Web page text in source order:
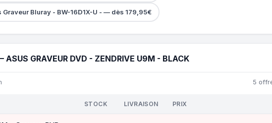
Graveur Bluray - BW-16D1X-U - — dès 179,95€
ASUS GRAVEUR DVD - ZENDRIVE U9M - BLACK
5
STOCK LIVRAISON PRIX